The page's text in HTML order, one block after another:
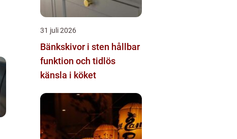
31 juli 2026
Bänkskivor i sten hållbar
funktion och tidlös
känsla i köket